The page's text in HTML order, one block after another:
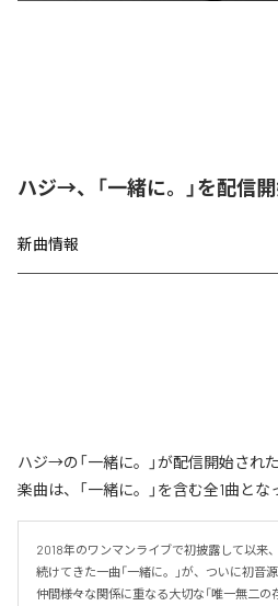
ハジ→、「一緒に。」を配信
新曲情報
ハジ→の「一緒に。」が配信開始され
楽曲は、「一緒に。」を含む全1曲とな
2018年のワンマンライブで初披露して以来
続けてきた一曲「一緒に。」が、ついに初音
仲間――様々な関係に重なる大切な「唯一無二